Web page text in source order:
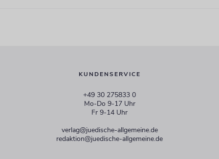
KUNDENSERVICE
+49 30 275833 0
Mo-Do 9-17 Uhr
Fr 9-14 Uhr
verlag@juedische-allgemeine.de
redaktion@juedische-allgemeine.de